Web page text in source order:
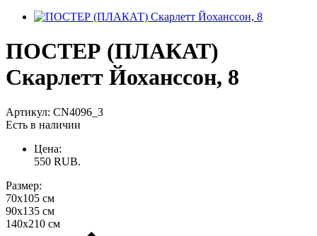
ПОСТЕР (ПЛАКАТ)
Скарлетт Йоханссон, 8
Артикул: CN4096_3
Есть в наличии
Цена:
550 RUB.
Размер:
70х105 см
90х135 см
140х210 см